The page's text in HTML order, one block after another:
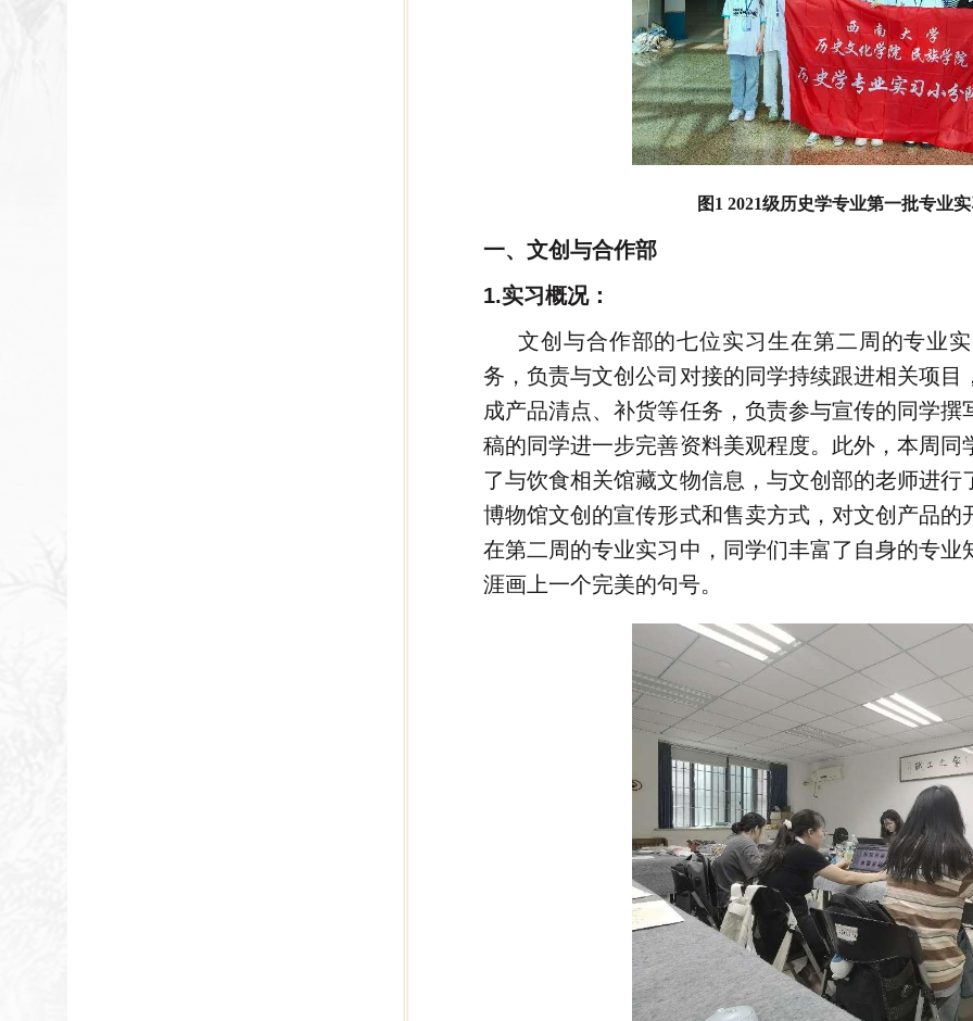
图1 2021级历史学专业第一批专业
一、文创与合作部
1.实习概况：
文创与合作部的七位实习生在第二周的专业
务，负责与文创公司对接的同学持续跟进相关项
成产品清点、补货等任务，负责参与宣传的同学
稿的同学进一步完善资料美观程度。此外，本周
了与饮食相关馆藏文物信息，与文创部的老师进
博物馆文创的宣传形式和售卖方式，对文创产品
在第二周的专业实习中，同学们丰富了自身的专
涯画上一个完美的句号。